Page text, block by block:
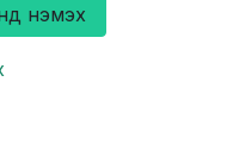
нэмэх